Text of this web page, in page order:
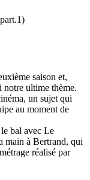
saison et,
notre ultime thème.
un sujet qui
au moment de
bal avec Le
main à Bertrand, qui
réalisé par